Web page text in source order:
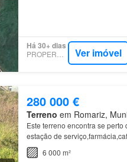
Há 30+ dias
Ver imóvel
280 000 €
Terreno em Romariz,
Este terreno encontra se perto
estação de
6 000 m²